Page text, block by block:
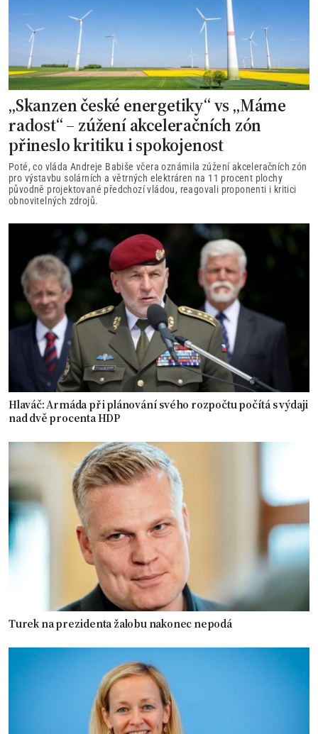
„Skanzen české energetiky“ vs „Máme
radost“ – zúžení akceleračních zón
přineslo kritiku i spokojenost
Poté, co vláda Andreje Babiše včera oznámila zúžení akceleračních zón
pro výstavbu solárních a větrných elektráren na 11 procent plochy
původně projektované předchozí vládou, reagovali proponenti i kritici
obnovitelných zdrojů.
Hlaváč: Armáda při plánování svého rozpočtu počítá s výdaji
nad dvě procenta HDP
Turek na prezidenta žalobu nakonec nepodá